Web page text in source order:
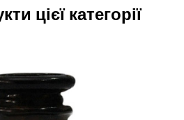
цієї категорії